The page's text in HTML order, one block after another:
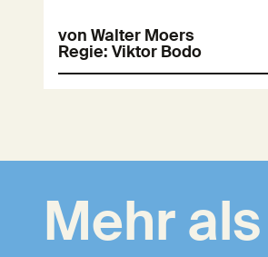
von Walter Moers
Regie: Viktor Bodo
Mehr